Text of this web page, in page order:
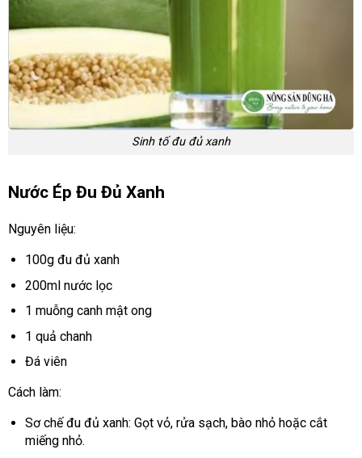
Sinh tố đu đủ xanh
Nước Ép Đu Đủ Xanh
Nguyên liệu:
100g đu đủ xanh
200ml nước lọc
1 muỗng canh mật ong
1 quả chanh
Đá viên
Cách làm:
Sơ chế đu đủ xanh: Gọt vỏ, rửa sạch, bào nhỏ hoặc cắt
miếng nhỏ.